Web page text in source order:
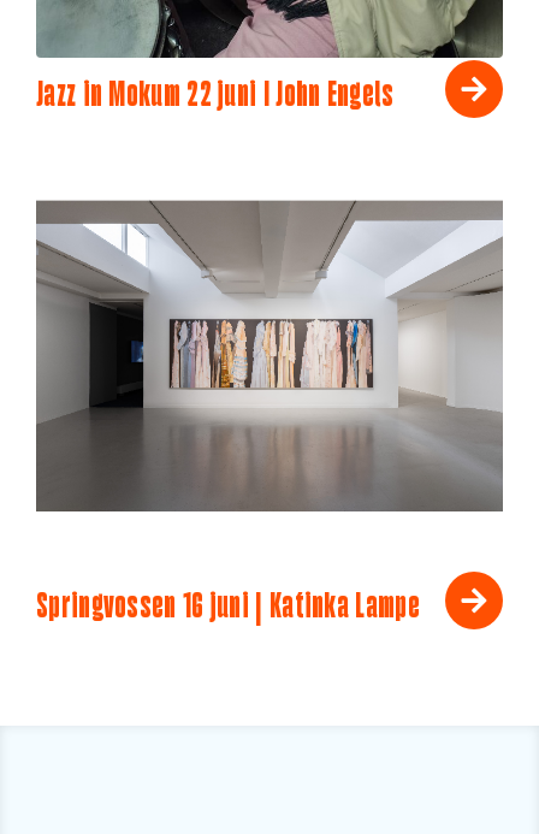
Jazz in Mokum 22 juni I John Engels
Springvossen 16 juni | Katinka Lampe